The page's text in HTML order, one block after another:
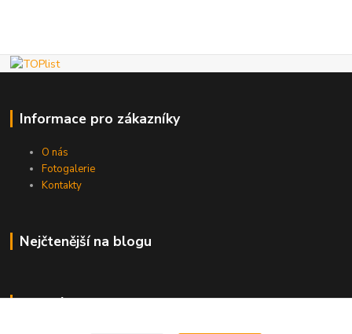
Informace pro zákazníky
O nás
Fotogalerie
Kontakty
Nejčtenější na blogu
Kde nás najdete